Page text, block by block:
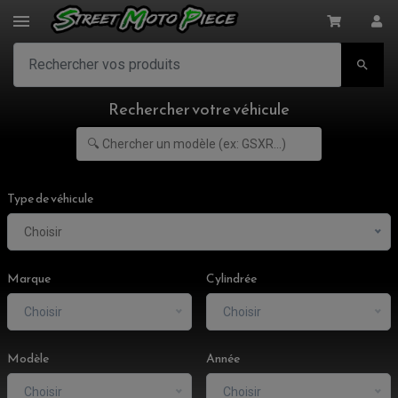

Rechercher votre véhicule
Type de véhicule
Choisir
Marque
Choisir
Cylindrée
Choisir
Modèle
Choisir
Année
Choisir